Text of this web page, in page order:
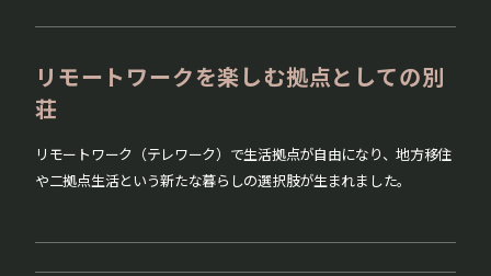
リモートワークを楽しむ拠点としての別
荘
リモートワーク（テレワーク）で生活拠点が自由になり、地方移住
や二拠点生活という新たな暮らしの選択肢が生まれました。